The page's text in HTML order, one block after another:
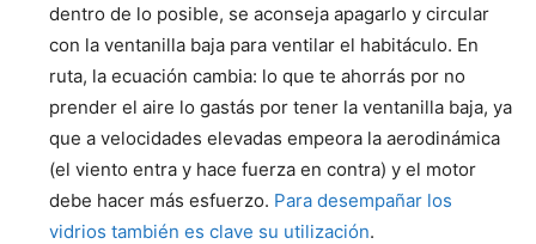
dentro de lo posible, se aconseja apagarlo y circular
con la ventanilla baja para ventilar el habitáculo. En
ruta, la ecuación cambia: lo que te ahorrás por no
prender el aire lo gastás por tener la ventanilla baja, ya
que a velocidades elevadas empeora la aerodinámica
(el viento entra y hace fuerza en contra) y el motor
debe hacer más esfuerzo. Para desempañar los
vidrios también es clave su utilización.